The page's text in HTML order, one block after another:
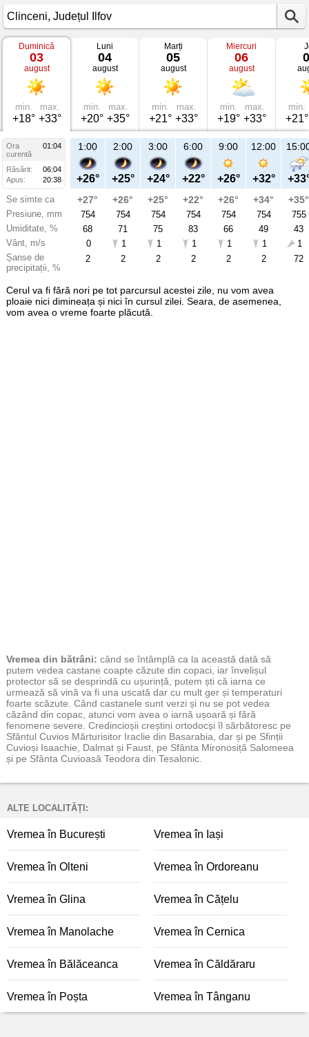
Vremea
Clinceni
august
2025
Județul
Ilfov
Duminică
03
august
min.
+18°
max.
+33°
Luni
04
august
min.
+20°
max.
+35°
Marți
05
august
min.
+21°
max.
+33°
Miercuri
06
august
min.
+19°
max.
+33°
min.
+21°
Ora
01:04
curentă
Răsărit:
06:04
Apus:
20:38
Se simte ca
Presiune, mm
Umiditate, %
Vânt, m/s
Șanse de
precipitații, %
1:00
+26°
+27°
754
68
0
2
2:00
+25°
+26°
754
71
1
2
3:00
+24°
+25°
754
75
1
2
6:00
+22°
+22°
754
83
1
2
9:00
+26°
+26°
754
66
1
2
12:00
+32°
+34°
754
49
1
2
+35°
755
43
1
72
Cerul va fi fără nori pe tot parcursul acestei zile, nu vom avea
ploaie nici dimineața și nici în cursul zilei. Seara, de asemenea,
vom avea o vreme foarte plăcută.
Vremea din bătrâni: când se întâmplă ca la această dată să
putem vedea castane coapte căzute din copaci, iar învelișul
protector să se desprindă cu ușurință, putem ști că iarna ce
urmează să vină va fi una uscată dar cu mult ger și temperaturi
foarte scăzute. Când castanele sunt verzi și nu se pot vedea
căzând din copac, atunci vom avea o iarnă ușoară și fără
fenomene severe. Credincioșii creștini ortodocși îl sărbătoresc pe
Sfântul Cuvios Mărturisitor Iraclie din Basarabia, dar și pe Sfinții
Cuvioși Isaachie, Dalmat și Faust, pe Sfânta Mironosiță Salomeea
și pe Sfânta Cuvioasă Teodora din Tesalonic.
ALTE LOCALITĂȚI:
Vremea în București Vremea în Iași
Vremea în Olteni Vremea în Ordoreanu
Vremea în Glina Vremea în Cățelu
Vremea în Manolache Vremea în Cernica
Vremea în Bălăceanca Vremea în Căldăraru
Vremea în Poșta Vremea în Tânganu